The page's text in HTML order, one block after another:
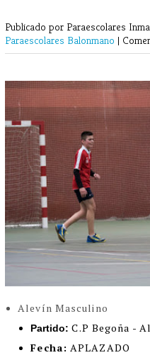
Publicado por Paraescolares
Paraescolares Balonmano |
Alevín Masculino
Partido: C.P Begoña -
Fecha: APLAZADO